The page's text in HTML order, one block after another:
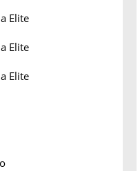
Elite
Elite
Elite